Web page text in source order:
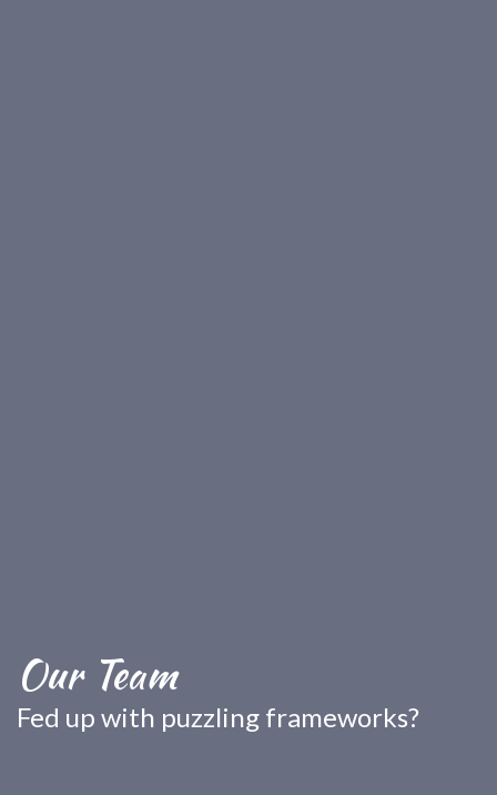
Our Team
Fed up with puzzling frameworks?